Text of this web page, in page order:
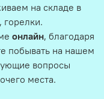
на складе в
горелки.
онлайн, благодаря
побывать на нашем
вопросы
места.